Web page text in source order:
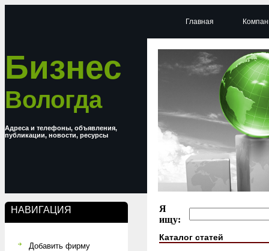
Бизнес
Вологда
Адреса и телефоны, объявления,
публикации, новости, ресурсы
НАВИГАЦИЯ
Добавить фирму
Главная
Я
ищу:
Каталог статей